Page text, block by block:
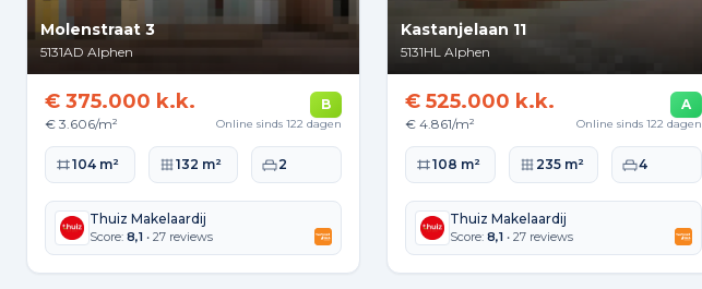
Molenstraat 3
5131AD Alphen
€ 375.000 k.k.
€ 3.606/m²
B
Online sinds 122 dagen
Woonoppervlakte
104 m² Perceeloppervlakte
132 m² Slaapkamers
2
Thuiz Makelaardij
Score: 8,1 • 27 reviews
Kastanjelaan 11
5131HL Alphen
€ 525.000 k.k.
€ 4.861/m²
A
Online sinds 122 dagen
Woonoppervlakte
108 m² Perceeloppervlakte
235 m² Slaapkamers
4
Thuiz Makelaardij
Score: 8,1 • 27 reviews